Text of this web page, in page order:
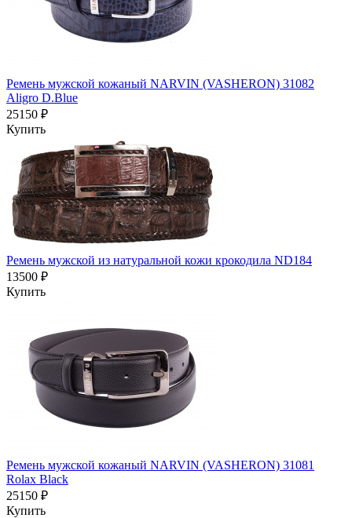
Ремень мужской кожаный NARVIN (VASHERON) 31082
Aligro D.Blue
25150 ₽
Купить
Ремень мужской из натуральной кожи крокодила ND184
13500 ₽
Купить
Ремень мужской кожаный NARVIN (VASHERON) 31081
Rolax Black
25150 ₽
Купить